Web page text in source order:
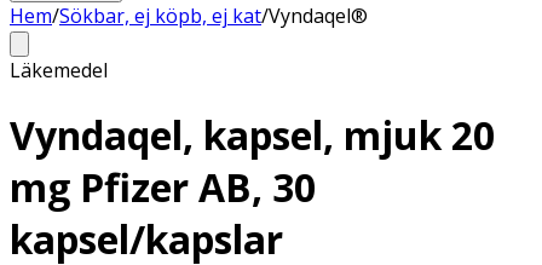
Hem/Sökbar, ej köpb, ej kat/Vyndaqel®
Läkemedel
Vyndaqel, kapsel, mjuk 20
mg Pfizer AB, 30
kapsel/kapslar